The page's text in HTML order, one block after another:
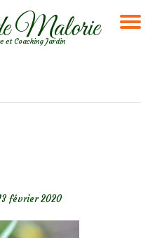
Malorie
et Coaching Jardin
février 2020